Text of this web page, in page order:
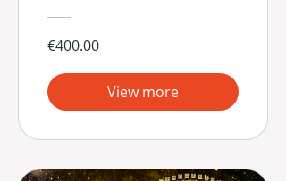
€400.00
View more